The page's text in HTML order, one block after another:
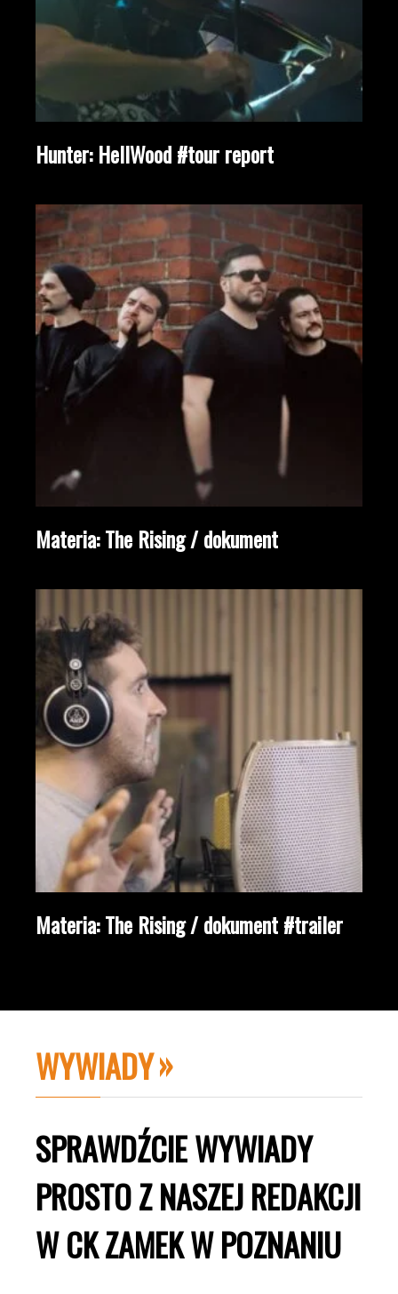
Hunter: HellWood #tour report
Materia: The Rising / dokument
Materia: The Rising / dokument #trailer
WYWIADY
SPRAWDŹCIE WYWIADY
PROSTO Z NASZEJ REDAKCJI
W CK ZAMEK W POZNANIU